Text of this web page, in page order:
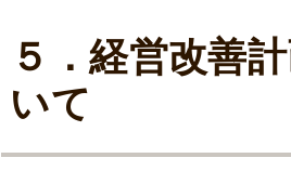
５．経営改善
いて